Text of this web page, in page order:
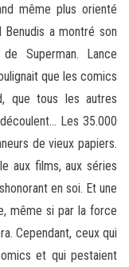
même plus orienté
a montré son
Superman. Lance
que les comics
que tous les autres
Les 35.000
de vieux papiers.
aux films, aux séries
en soi. Et une
même si par la force
Cependant, ceux qui
et qui pestaient